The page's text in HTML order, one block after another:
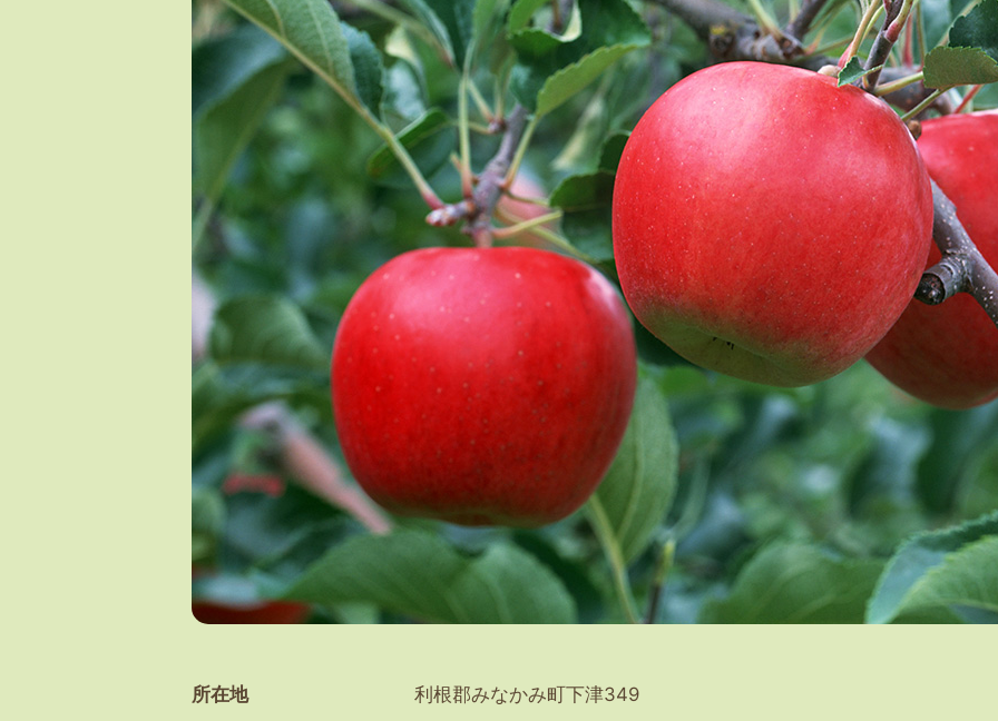
所在地 利根郡みなかみ町下津349